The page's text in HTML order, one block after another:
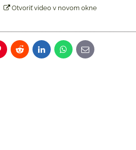
Otvoriť video v novom okne
Reddit LinkedInWhatsApp
E-
mail